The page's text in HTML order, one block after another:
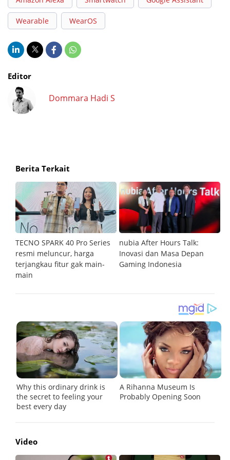
Wearable WearOS
Editor
Dommara Hadi S
Berita Terkait
TECNO SPARK 40 Pro Series
resmi meluncur, harga
terjangkau fitur gak main-
main
nubia After Hours Talk:
Inovasi dan Masa Depan
Gaming Indonesia
Video